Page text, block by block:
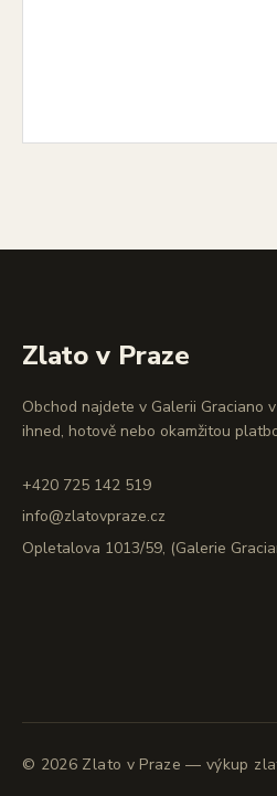
Zlato v Praze
Obchod najdete v Galerii Graciano
ihned, hotově nebo okamžitou
+420 725 142 519
info@zlatovpraze.cz
Opletalova 1013/59, (Galerie
© 2026 Zlato v Praze — výkup